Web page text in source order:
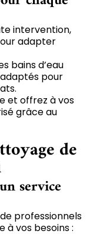
intervention,
adapter
bains d’eau
pour
et offrez à vos
grâce au
de
service
professionnels
vos besoins :